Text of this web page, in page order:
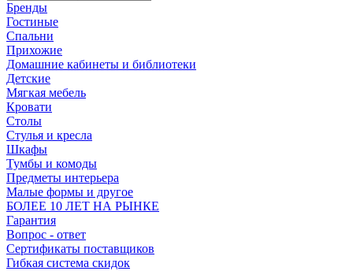
Бренды
Гостиные
Спальни
Прихожие
Домашние кабинеты и библиотеки
Детские
Мягкая мебель
Кровати
Столы
Стулья и кресла
Шкафы
Тумбы и комоды
Предметы интерьера
Малые формы и другое
БОЛЕЕ 10 ЛЕТ НА РЫНКЕ
Гарантия
Вопрос - ответ
Сертификаты поставщиков
Гибкая система скидок